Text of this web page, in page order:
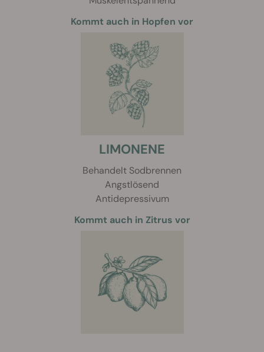
Kommt auch in Hopfen vor
LIMONENE
Behandelt Sodbrennen
Angstlösend
Antidepressivum
Kommt auch in Zitrus vor